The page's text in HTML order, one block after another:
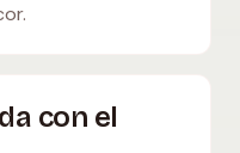
con el